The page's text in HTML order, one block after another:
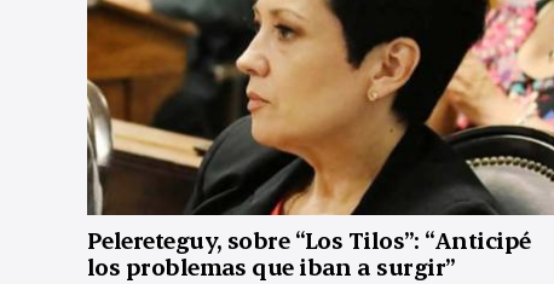
Pelereteguy, sobre “Los Tilos”: “Anticipé
los problemas que iban a surgir”